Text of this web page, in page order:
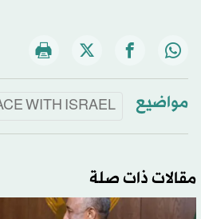
مواضيع WITH ISRAEL
مقالات ذات صلة